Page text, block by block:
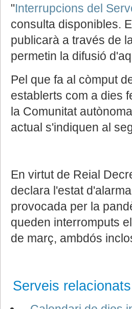
"Interrupcions del
consulta disponibles.
publicarà a través de
permetin la difusió
Pel que fa al còmput
establerts com a dies
la Comunitat
actual s'indiquen al
En virtut de Reial
declara l'estat
provocada per la
queden interromputs
de març, ambdós
Serveis relacionats